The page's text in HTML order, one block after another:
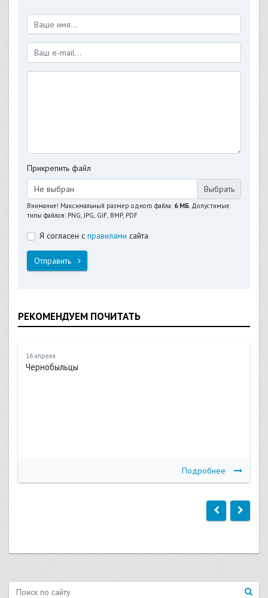
Прикрепить файл
Не выбран
Внимание! Максимальный размер одного файла: 6 МБ. Допустимые
типы файлов: PNG, JPG, GIF, BMP, PDF
Я согласен с правилами сайта
Отправить
РЕКОМЕНДУЕМ ПОЧИТАТЬ
16 апреля
Чернобыльцы
Подробнее